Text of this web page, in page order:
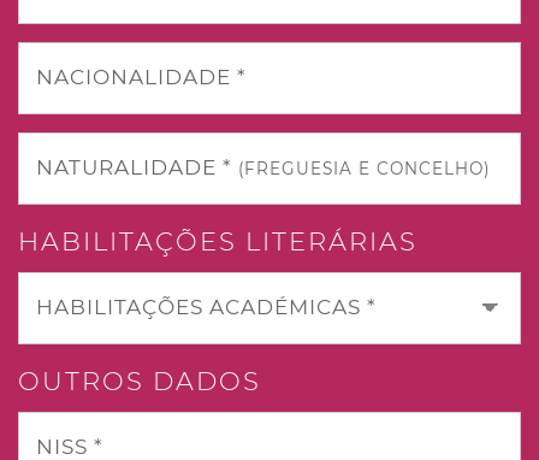
NACIONALIDADE *
NATURALIDADE * (FREGUESIA E CONCELHO)
HABILITAÇÕES LITERÁRIAS
HABILITAÇÕES ACADÉMICAS *
OUTROS DADOS
NISS *